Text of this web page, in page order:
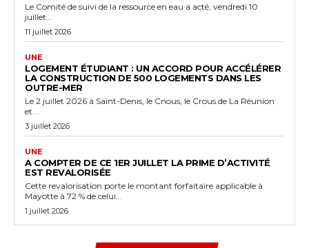
Le Comité de suivi de la ressource en eau a acté, vendredi 10
juillet...
11 juillet 2026
UNE
LOGEMENT ÉTUDIANT : UN ACCORD POUR ACCÉLÉRER
LA CONSTRUCTION DE 500 LOGEMENTS DANS LES
OUTRE-MER
Le 2 juillet 2026 à Saint-Denis, le Cnous, le Crous de La Réunion
et...
3 juillet 2026
UNE
A COMPTER DE CE 1ER JUILLET LA PRIME D’ACTIVITÉ
EST REVALORISÉE
Cette revalorisation porte le montant forfaitaire applicable à
Mayotte à 72 % de celui...
1 juillet 2026